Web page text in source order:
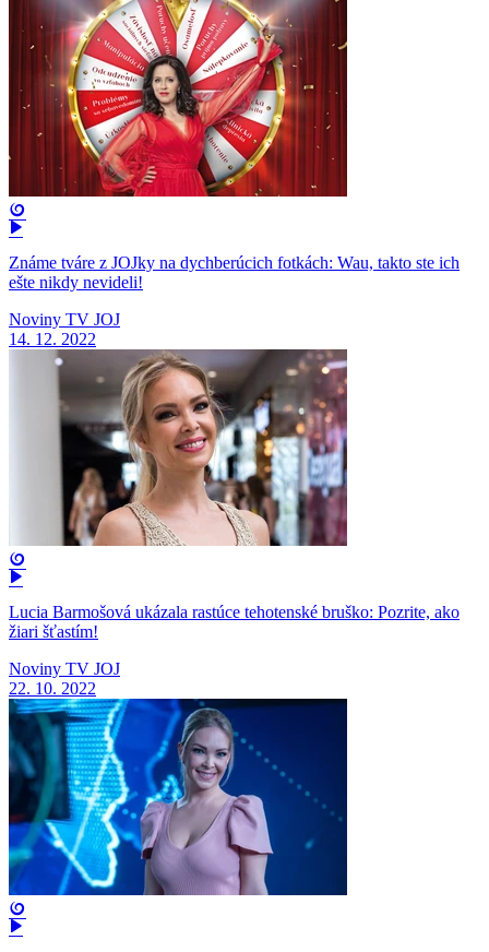
Známe tváre z JOJky na dychberúcich fotkách: Wau, takto ste ich
ešte nikdy nevideli!
Noviny TV JOJ
14. 12. 2022
Lucia Barmošová ukázala rastúce tehotenské bruško: Pozrite, ako
žiari šťastím!
Noviny TV JOJ
22. 10. 2022